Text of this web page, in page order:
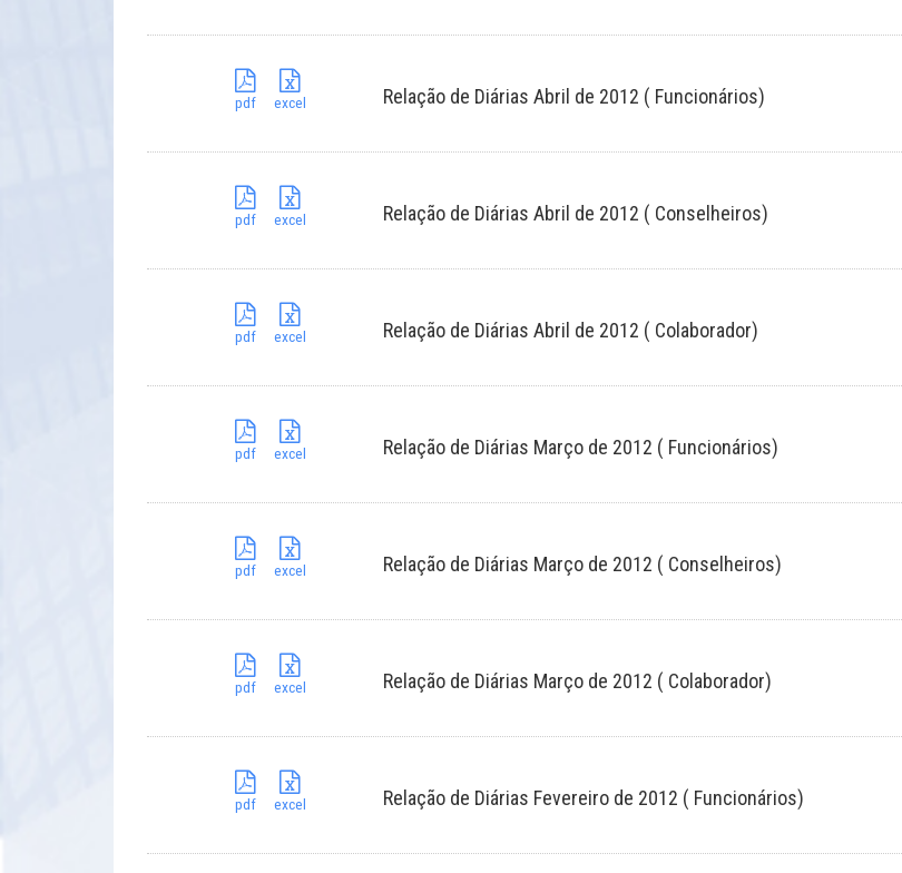
pdf excel Relação de Diárias Abril de 2012 ( Funcionários)
pdf excel Relação de Diárias Abril de 2012 ( Conselheiros)
pdf excel Relação de Diárias Abril de 2012 ( Colaborador)
pdf excel Relação de Diárias Março de 2012 ( Funcionários)
pdf excel Relação de Diárias Março de 2012 ( Conselheiros)
pdf excel Relação de Diárias Março de 2012 ( Colaborador)
pdf excel Relação de Diárias Fevereiro de 2012 ( Funcionários)